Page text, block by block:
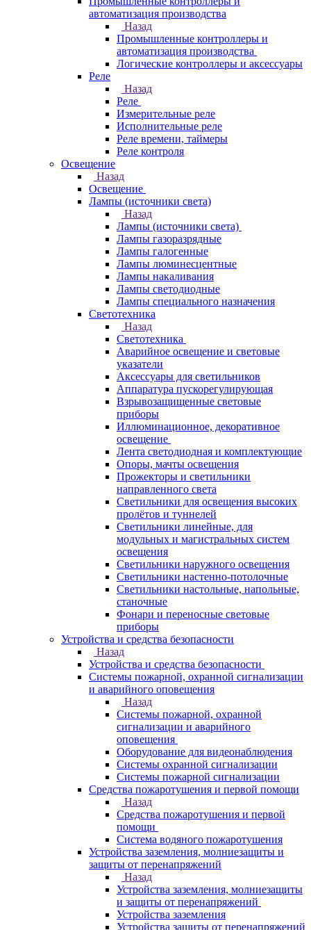
автоматизация производства
Назад
Промышленные контроллеры и
автоматизация производства
Логические контроллеры и аксессуары
Реле
Назад
Реле
Измерительные реле
Исполнительные реле
Реле времени, таймеры
Реле контроля
Освещение
Назад
Освещение
Лампы (источники света)
Назад
Лампы (источники света)
Лампы газоразрядные
Лампы галогенные
Лампы люминесцентные
Лампы накаливания
Лампы светодиодные
Лампы специального назначения
Светотехника
Назад
Светотехника
Аварийное освещение и световые
указатели
Аксессуары для светильников
Аппаратура пускорегулирующая
Взрывозащищенные световые
приборы
Иллюминационное, декоративное
освещение
Лента светодиодная и комплектующие
Опоры, мачты освещения
Прожекторы и светильники
направленного света
Светильники для освещения высоких
пролётов и туннелей
Светильники линейные, для
модульных и магистральных систем
освещения
Светильники наружного освещения
Светильники настенно-потолочные
Светильники настольные, напольные,
станочные
Фонари и переносные световые
приборы
Устройства и средства безопасности
Назад
Устройства и средства безопасности
Системы пожарной, охранной сигнализации
и аварийного оповещения
Назад
Системы пожарной, охранной
сигнализации и аварийного
оповещения
Оборудование для видеонаблюдения
Системы охранной сигнализации
Системы пожарной сигнализации
Средства пожаротушения и первой помощи
Назад
Средства пожаротушения и первой
помощи
Система водяного пожаротушения
Устройства заземления, молниезащиты и
защиты от перенапряжений
Назад
Устройства заземления, молниезащиты
и защиты от перенапряжений
Устройства заземления
Устройства защиты от перенапряжений